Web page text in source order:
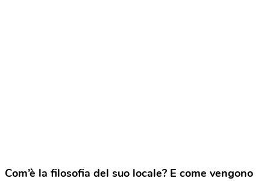
Com’è la filosofia del suo locale? E come vengono